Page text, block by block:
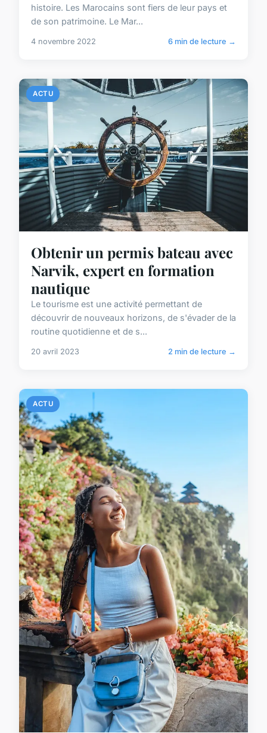
histoire. Les Marocains sont fiers de leur pays et
de son patrimoine. Le Mar...
4 novembre 2022 6 min de lecture →
ACTU
Obtenir un permis bateau avec
Narvik, expert en formation
nautique
Le tourisme est une activité permettant de
découvrir de nouveaux horizons, de s'évader de la
routine quotidienne et de s...
20 avril 2023 2 min de lecture →
ACTU